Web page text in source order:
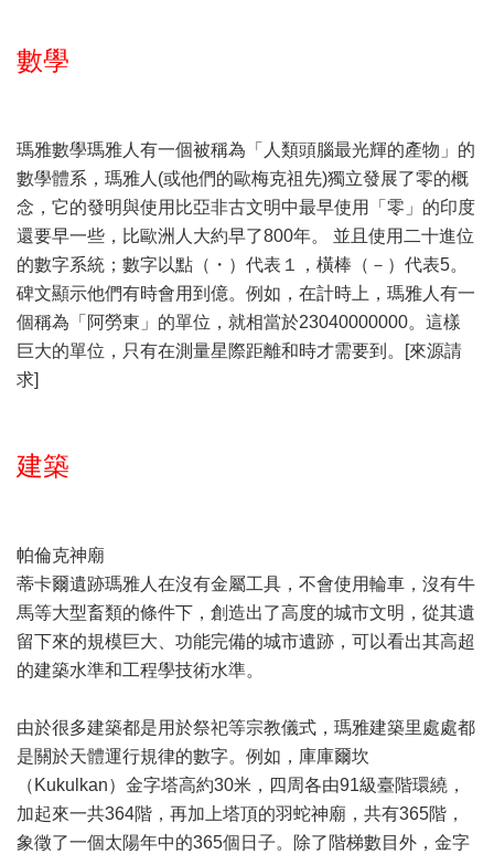
數學
瑪雅數學瑪雅人有一個被稱為「人類頭腦最光輝的產物」的
數學體系，瑪雅人(或他們的歐梅克祖先)獨立發展了零的概
念，它的發明與使用比亞非古文明中最早使用「零」的印度
還要早一些，比歐洲人大約早了800年。 並且使用二十進位
的數字系統；數字以點（・）代表１，橫棒（－）代表5。
碑文顯示他們有時會用到億。例如，在計時上，瑪雅人有一
個稱為「阿勞東」的單位，就相當於23040000000。這樣
巨大的單位，只有在測量星際距離和時才需要到。[來源請
求]
建築
帕倫克神廟
蒂卡爾遺跡瑪雅人在沒有金屬工具，不會使用輪車，沒有牛
馬等大型畜類的條件下，創造出了高度的城市文明，從其遺
留下來的規模巨大、功能完備的城市遺跡，可以看出其高超
的建築水準和工程學技術水準。
由於很多建築都是用於祭祀等宗教儀式，瑪雅建築里處處都
是關於天體運行規律的數字。例如，庫庫爾坎
（Kukulkan）金字塔高約30米，四周各由91級臺階環繞，
加起來一共364階，再加上塔頂的羽蛇神廟，共有365階，
象徵了一個太陽年中的365個日子。除了階梯數目外，金字